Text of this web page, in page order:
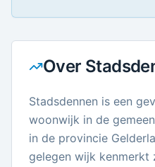
Over
Stadsdennen is een
woonwijk in de
in de provincie
gelegen wijk kenmerkt